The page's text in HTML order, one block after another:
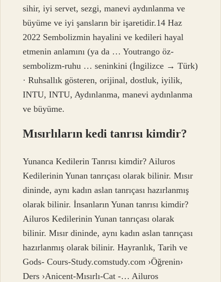
sihir, iyi servet, sezgi, manevi aydınlanma ve
büyüme ve iyi şansların bir işaretidir.14 Haz
2022 Sembolizmin hayalini ve kedileri hayal
etmenin anlamını (ya da … Youtrango öz-
sembolizm-ruhu … seninkini (İngilizce → Türk)
· Ruhsallık gösteren, orijinal, dostluk, iyilik,
INTU, INTU, Aydınlanma, manevi aydınlanma
ve büyüme.
Mısırlıların kedi tanrısı kimdir?
Yunanca Kedilerin Tanrısı kimdir? Ailuros
Kedilerinin Yunan tanrıçası olarak bilinir. Mısır
dininde, aynı kadın aslan tanrıçası hazırlanmış
olarak bilinir. İnsanların Yunan tanrısı kimdir?
Ailuros Kedilerinin Yunan tanrıçası olarak
bilinir. Mısır dininde, aynı kadın aslan tanrıçası
hazırlanmış olarak bilinir. Hayranlık, Tarih ve
Gods- Cours-Study.comstudy.com ›Öğrenin›
Ders ›Anicent-Mısırlı-Cat -… Ailuros